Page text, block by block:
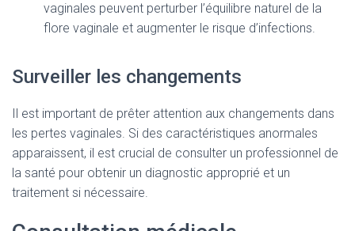
vaginales peuvent perturber l’équilibre naturel de la
flore vaginale et augmenter le risque d’infections.
Surveiller les changements
Il est important de prêter attention aux changements dans
les pertes vaginales. Si des caractéristiques anormales
apparaissent, il est crucial de consulter un professionnel de
la santé pour obtenir un diagnostic approprié et un
traitement si nécessaire.